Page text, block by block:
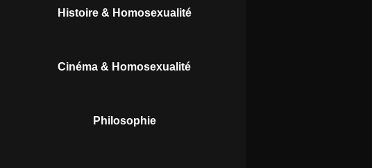
Histoire & Homosexualité
Cinéma & Homosexualité
Philosophie